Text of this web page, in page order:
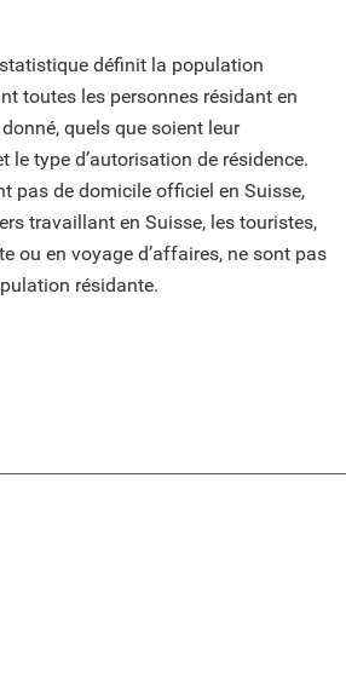
statistique définit la population
toutes les personnes résidant en
quels que soient leur
le type d’autorisation de résidence.
pas de domicile officiel en Suisse,
travaillant en Suisse, les touristes,
ou en voyage d’affaires, ne sont pas
résidante.